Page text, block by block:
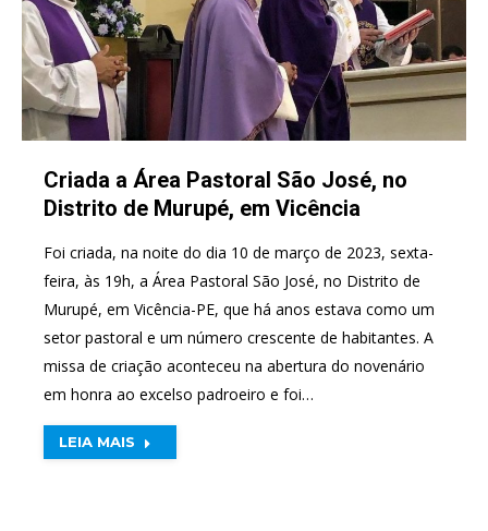
Criada a Área Pastoral São José, no
Distrito de Murupé, em Vicência
Foi criada, na noite do dia 10 de março de 2023, sexta-
feira, às 19h, a Área Pastoral São José, no Distrito de
Murupé, em Vicência-PE, que há anos estava como um
setor pastoral e um número crescente de habitantes. A
missa de criação aconteceu na abertura do novenário
em honra ao excelso padroeiro e foi…
LEIA MAIS